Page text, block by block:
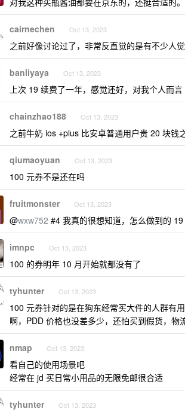
cairnechen Oct 13, 2023
之前好像讨论过了，非常反直觉的是有不少人
banliyaya Oct 13, 2023
上次 19 续费了一年，感觉还好，对我个人而言
chainzhao188 Oct 13, 2023
之前牛奶 ios +plus 比安卓普通用户贵 20 块钱
qiumaoyuan Oct 13, 2023
100 元券不是还在吗
fruitmonster Oct 13, 2023
@wxw752 #4 我真的很想知道，怎么做到的 19
imnpc Oct 13, 2023
100 的券明年 10 月开始就都没有了
tyhunter Oct 13, 2023
100 元券针对的是在狗东经常买大件的人群有
啊，PDD 价格也没差多少，还怕买到假货，
nmap Oct 13, 2023
看自己的使用场景吧
经常在 jd 买日常小用品的无限免邮很合适
tyhunter Oct 13, 2023